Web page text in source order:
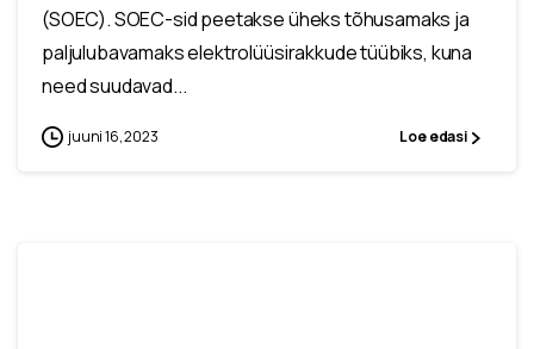
(SOEC). SOEC-sid peetakse üheks tõhusamaks ja
paljulubavamaks elektrolüüsirakkude tüübiks, kuna
need suudavad...
juuni 16, 2023 Loe edasi